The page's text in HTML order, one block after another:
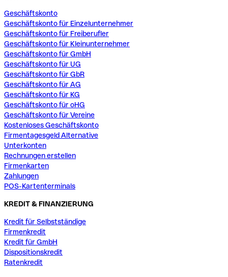
Geschäftskonto
Geschäftskonto für Einzelunternehmer
Geschäftskonto für Freiberufler
Geschäftskonto für Kleinunternehmer
Geschäftskonto für GmbH
Geschäftskonto für UG
Geschäftskonto für GbR
Geschäftskonto für AG
Geschäftskonto für KG
Geschäftskonto für oHG
Geschäftskonto für Vereine
Kostenloses Geschäftskonto
Firmentagesgeld Alternative
Unterkonten
Rechnungen erstellen
Firmenkarten
Zahlungen
POS-Kartenterminals
KREDIT & FINANZIERUNG
Kredit für Selbstständige
Firmenkredit
Kredit für GmbH
Dispositionskredit
Ratenkredit